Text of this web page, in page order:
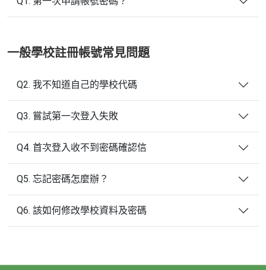
一般學校註冊帳號常見問題
Q2. 我不知道自己的學校代碼
Q3. 嘗試第一次登入失敗
Q4. 首次登入收不到密碼確認信
Q5. 忘記密碼怎麼辦？
Q6. 該如何修改學校資料及密碼